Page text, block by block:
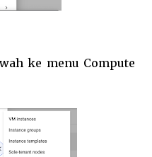
ke menu Compute